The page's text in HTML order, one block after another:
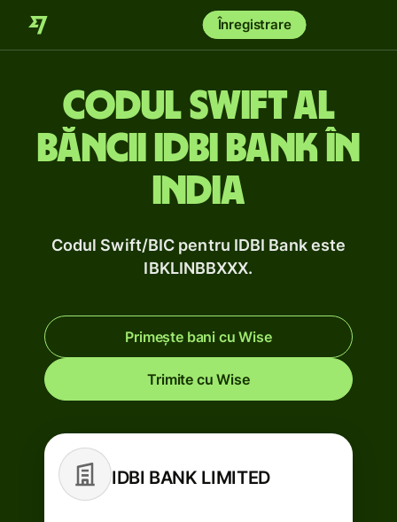
Înregistrare
Codul Swift al
băncii IDBI Bank în
India
Codul Swift/BIC pentru IDBI Bank este
IBKLINBBXXX.
Primește bani cu Wise
Trimite cu Wise
IDBI BANK LIMITED